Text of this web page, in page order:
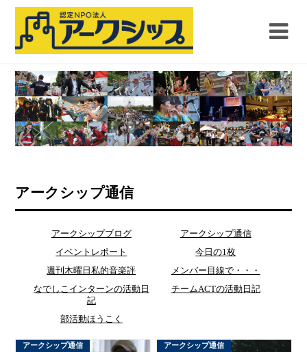
アークシップ通信
アークシップブログ
アークシップ通信
イベントレポート
今日の1枚
週刊木曜日私的音楽評
メンバー目線で・・・
なでしこインターンの活動日
記
チームACTの活動日記
部活動ほうこく
アークシップ通信 アークシップ通信